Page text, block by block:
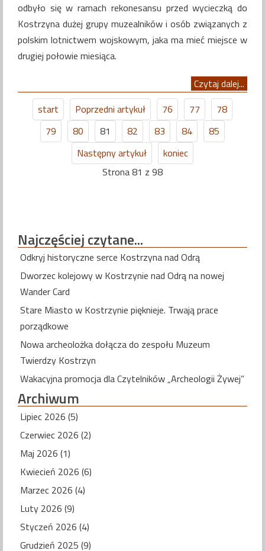
odbyło się w ramach rekonesansu przed wycieczką do
Kostrzyna dużej grupy muzealników i osób związanych z
polskim lotnictwem wojskowym, jaka ma mieć miejsce w
drugiej połowie miesiąca.
Czytaj dalej...
start
Poprzedni artykuł 76 77
78
79
80 81 82 83 84
85
Następny artykuł
koniec
Strona 81 z 98
Najczęściejczytane...
Odkryj historyczne serce Kostrzyna nad Odrą
Dworzec kolejowy w Kostrzynie nad Odrą na nowej
Wander Card
Stare Miasto w Kostrzynie pięknieje. Trwają prace
porządkowe
Nowa archeolożka dołącza do zespołu Muzeum
Twierdzy Kostrzyn
Wakacyjna promocja dla Czytelników „Archeologii Żywej”
Archiwum
Lipiec 2026 (5)
Czerwiec 2026 (2)
Maj 2026 (1)
Kwiecień 2026 (6)
Marzec 2026 (4)
Luty 2026 (9)
Styczeń 2026 (4)
Grudzień 2025 (9)